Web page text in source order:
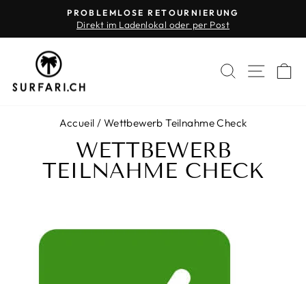
contenu
Diaporama
PROBLEMLOSE RETOURNIERUNG
Direkt im Ladenlokal oder per Post
Accueil / Wettbewerb Teilnahme Check
WETTBEWERB
TEILNAHME CHECK